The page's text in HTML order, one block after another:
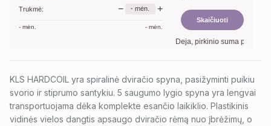
Trukmė: − - mėn. +
- mėn. -mėn.
Skaičiuoti
Deja, pirkinio suma per
KLS HARDCOIL yra spiralinė dviračio spyna, pasižyminti puikiu
svorio ir stiprumo santykiu. 5 saugumo lygio spyna yra lengvai
transportuojama dėka komplekte esančio laikiklio. Plastikinis
vidinės vielos dangtis apsaugo dviračio rėmą nuo įbrėžimų, o